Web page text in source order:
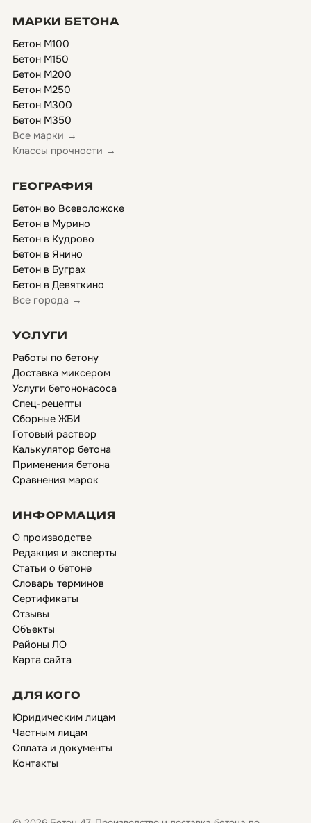
МАРКИ БЕТОНА
Бетон М100
Бетон М150
Бетон М200
Бетон М250
Бетон М300
Бетон М350
Все марки →
Классы прочности →
ГЕОГРАФИЯ
Бетон во Всеволожске
Бетон в Мурино
Бетон в Кудрово
Бетон в Янино
Бетон в Буграх
Бетон в Девяткино
Все города →
УСЛУГИ
Работы по бетону
Доставка миксером
Услуги бетононасоса
Спец-рецепты
Сборные ЖБИ
Готовый раствор
Калькулятор бетона
Применения бетона
Сравнения марок
ИНФОРМАЦИЯ
О производстве
Редакция и эксперты
Статьи о бетоне
Словарь терминов
Сертификаты
Отзывы
Объекты
Районы ЛО
Карта сайта
ДЛЯ КОГО
Юридическим лицам
Частным лицам
Оплата и документы
Контакты